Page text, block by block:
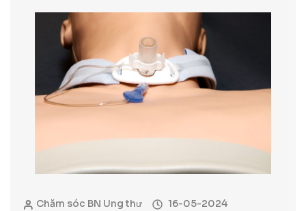
Chăm sóc BN Ung thư 16-05-2024